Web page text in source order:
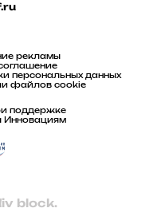
рекламы
персональных данных
файлов cookie
поддержке
Инновациям
block.